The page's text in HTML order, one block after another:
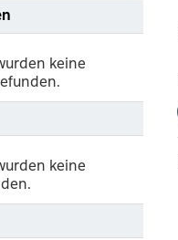
keine
keine